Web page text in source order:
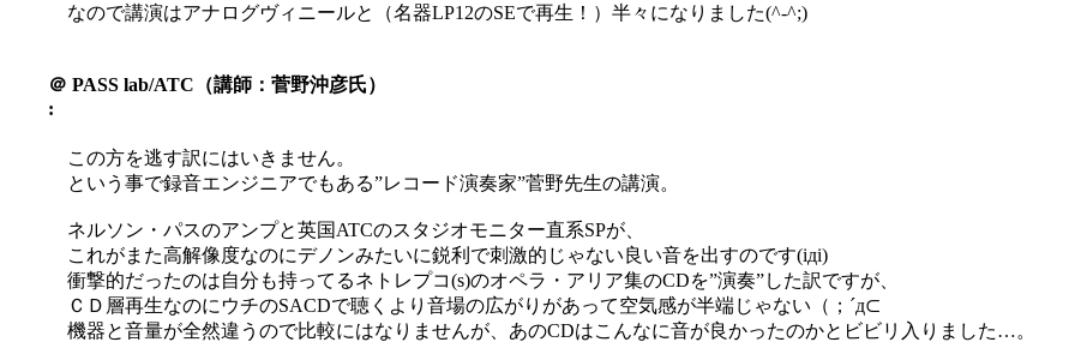
なので講演はアナログヴィニールと（名器LP12のSEで再生！）半々になりました(^-^;)
＠ PASS lab/ATC（講師：菅野沖彦氏）
:
この方を逃す訳にはいきません。
という事で録音エンジニアでもある”レコード演奏家”菅野先生の講演。
ネルソン・パスのアンプと英国ATCのスタジオモニター直系SPが、
これがまた高解像度なのにデノンみたいに鋭利で刺激的じゃない良い音を出すのです(iдi)
衝撃的だったのは自分も持ってるネトレプコ(s)のオペラ・アリア集のCDを”演奏”した訳ですが、
ＣＤ層再生なのにウチのSACDで聴くより音場の広がりがあって空気感が半端じゃない（；´д⊂
機器と音量が全然違うので比較にはなりませんが、あのCDはこんなに音が良かったのかとビビリ入りました…。